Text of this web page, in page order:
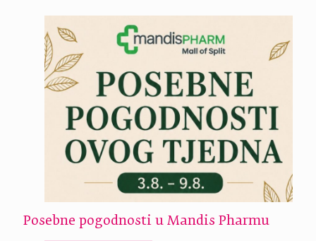
Posebne pogodnosti u Mandis Pharmu